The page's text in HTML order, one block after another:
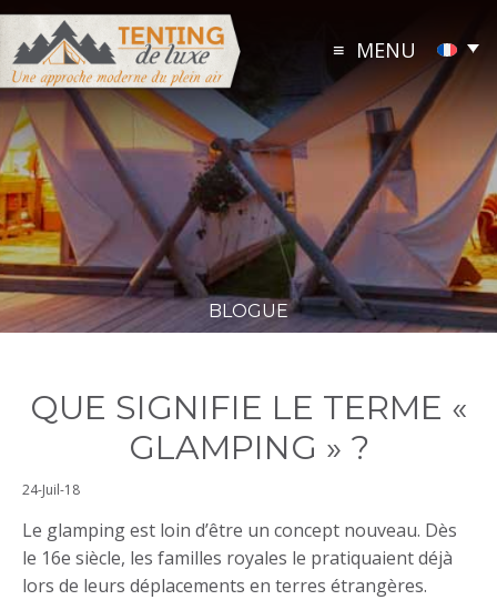
Skip
content
MENU
BLOGUE
QUE SIGNIFIE LE TERME «
GLAMPING » ?
24-Juil-1819-
26
Le glamping est loin d’être un concept nouveau. Dès
le 16e siècle, les familles royales le pratiquaient déjà
lors de leurs déplacements en terres étrangères.